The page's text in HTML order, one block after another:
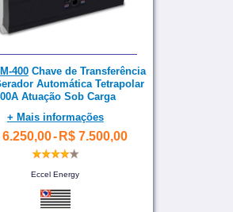
400Chave de Transferência
Automática Tetrapolar
Atuação Sob Carga
+ Mais informações
6.250,00- R$ 7.500,00
Eccel Energy